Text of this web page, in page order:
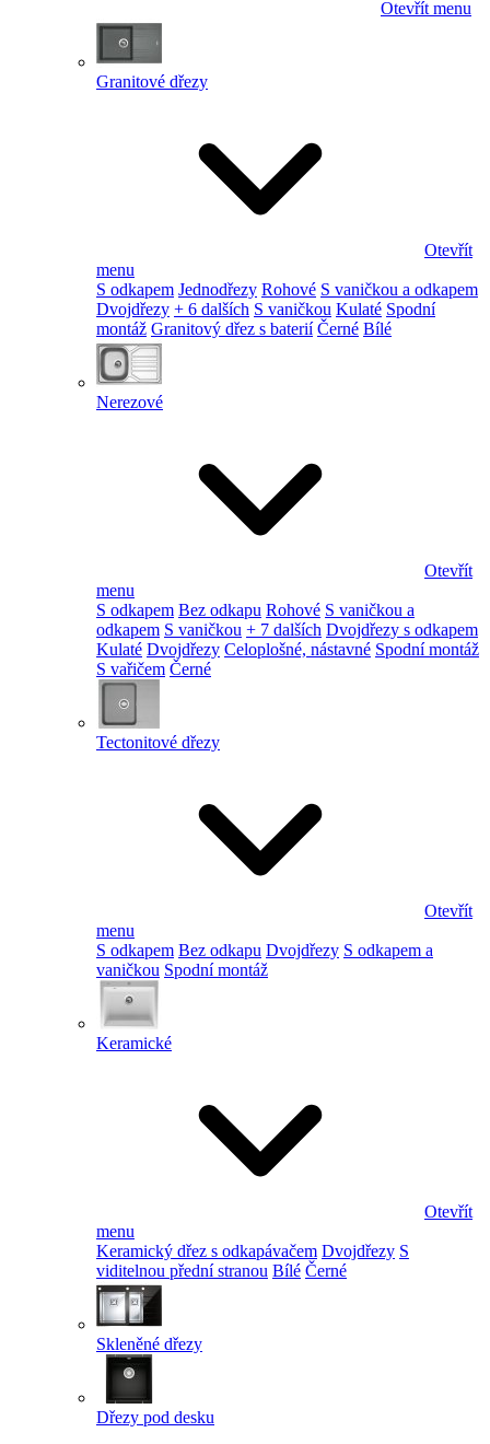
Otevřít menu
Granitové dřezy
Otevřít
menu
S odkapem Jednodřezy Rohové S vaničkou a odkapem
Dvojdřezy + 6 dalších S vaničkou Kulaté Spodní
montáž Granitový dřez s baterií Černé Bílé
Nerezové
Otevřít
menu
S odkapem Bez odkapu Rohové S vaničkou a
odkapem S vaničkou + 7 dalších Dvojdřezy s odkapem
Kulaté Dvojdřezy Celoplošné, nástavné Spodní montáž
S vařičem Černé
Tectonitové dřezy
Otevřít
menu
S odkapem Bez odkapu Dvojdřezy S odkapem a
vaničkou Spodní montáž
Keramické
Otevřít
menu
Keramický dřez s odkapávačem Dvojdřezy S
viditelnou přední stranou Bílé Černé
Skleněné dřezy
Dřezy pod desku